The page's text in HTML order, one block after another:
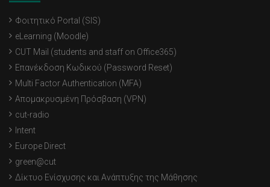
Φοιτητικό Portal (SIS)
eLearning (Moodle)
CUT Mail (students and staff on Office365)
Επανέκδοση Κωδικού (Password Reset)
Multi Factor Authentication (MFA)
Απομακρυσμένη Πρόσβαση (VPN)
cut-radio
Intent
Europe Direct
green@cut
Δίκτυο Ενίσχυσης και Ανάπτυξης της Μάθησης